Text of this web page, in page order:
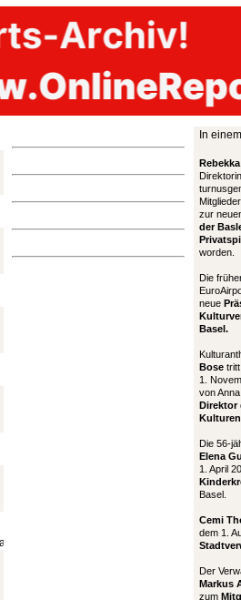
In
zur
der
worden.
Die
neue
Basel.
Bose
1.
von
Direktor
Die 56-
Elena
1. April
Basel.
Cemi
dem 1.
Der
Markus
zum